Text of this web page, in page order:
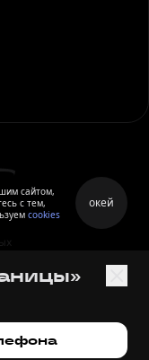
сайтом,
с тем,
cookies
окей